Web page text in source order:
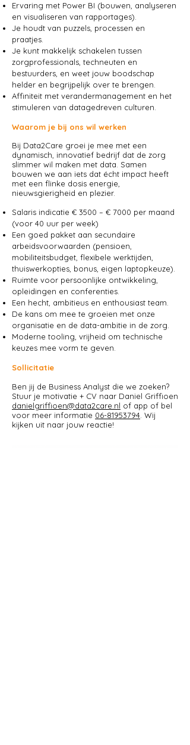
Ervaring met Power BI (bouwen, analyseren
en visualiseren van rapportages).
Je houdt van puzzels, processen en
praatjes.
Je kunt makkelijk schakelen tussen
zorgprofessionals, techneuten en
bestuurders, en weet jouw boodschap
helder en begrijpelijk over te brengen.
Affiniteit met verandermanagement en het
stimuleren van datagedreven culturen.
Waarom je bij ons wil werken
Bij Data2Care groei je mee met een
dynamisch, innovatief bedrijf dat de zorg
slimmer wil maken met data. Samen
bouwen we aan iets dat écht impact heeft
met een flinke dosis energie,
nieuwsgierigheid en plezier.
Salaris indicatie € 3500 – € 7000 per maand
(voor 40 uur per week)
Een goed pakket aan secundaire
arbeidsvoorwaarden (pensioen,
mobiliteitsbudget, flexibele werktijden,
thuiswerkopties, bonus, eigen laptopkeuze).
Ruimte voor persoonlijke ontwikkeling,
opleidingen en conferenties.
Een hecht, ambitieus en enthousiast team.
De kans om mee te groeien met onze
organisatie en de data-ambitie in de zorg.
Moderne tooling, vrijheid om technische
keuzes mee vorm te geven.
Sollicitatie
Ben jij de Business Analyst die we zoeken?
Stuur je motivatie + CV naar Daniel Griffioen
danielgriffioen@data2care.nl of app of bel
voor meer informatie 06-81953794 . Wij
kijken uit naar jouw reactie!